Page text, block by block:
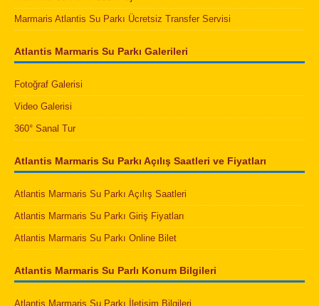
Marmaris Atlantis Su Parkı Ücretsiz Transfer Servisi
Atlantis Marmaris Su Parkı Galerileri
Fotoğraf Galerisi
Video Galerisi
360° Sanal Tur
Atlantis Marmaris Su Parkı Açılış Saatleri ve Fiyatları
Atlantis Marmaris Su Parkı Açılış Saatleri
Atlantis Marmaris Su Parkı Giriş Fiyatları
Atlantis Marmaris Su Parkı Online Bilet
Atlantis Marmaris Su Parlı Konum Bilgileri
Atlantis Marmaris Su Parkı İletişim Bilgileri